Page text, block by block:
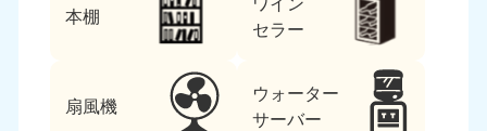
本棚
セラー
扇風機
ウォーター
サーバー